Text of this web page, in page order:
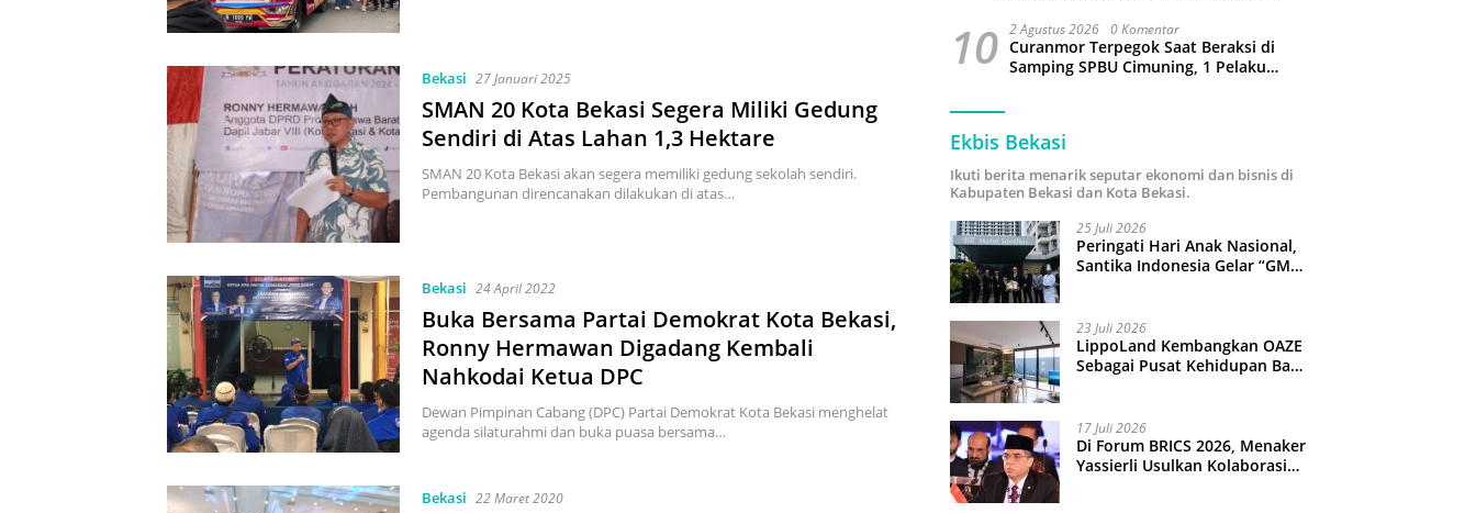
Bekasi 27 Januari 2025
SMAN 20 Kota Bekasi Segera Miliki Gedung
Sendiri di Atas Lahan 1,3 Hektare
SMAN 20 Kota Bekasi akan segera memiliki gedung sekolah sendiri.
Pembangunan direncanakan dilakukan di atas…
Bekasi 24 April 2022
Buka Bersama Partai Demokrat Kota Bekasi,
Ronny Hermawan Digadang Kembali
Nahkodai Ketua DPC
Dewan Pimpinan Cabang (DPC) Partai Demokrat Kota Bekasi menghelat
agenda silaturahmi dan buka puasa bersama…
Bekasi 22 Maret 2020
10 2 Agustus 2026 0 Komentar
Curanmor Terpegok Saat Beraksi di
Samping SPBU Cimuning, 1 Pelaku
Ekbis Bekasi
Ikuti berita menarik seputar ekonomi dan bisnis di
Kabupaten Bekasi dan Kota Bekasi.
25 Juli 2026
Peringati Hari Anak Nasional,
Santika Indonesia Gelar “GM
23 Juli 2026
LippoLand Kembangkan OAZE
Sebagai Pusat Kehidupan Baru
17 Juli 2026
Di Forum BRICS 2026, Menaker
Yassierli Usulkan Kolaborasi